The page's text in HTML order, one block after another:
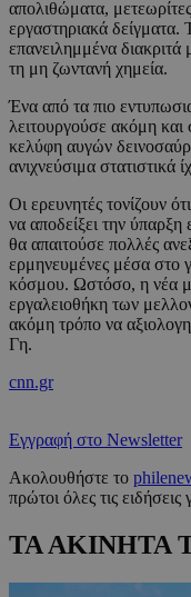
απολιθώματα,
εργαστηριακά δείγματα.
επανειλημμένα
τη μη ζωντανή χημεία.
Ένα από τα πιο
λειτουργούσε ακόμη
κελύφη αυγών
ανιχνεύσιμα στατιστικά
Οι ερευνητές τονίζουν
να αποδείξει την
θα απαιτούσε πολλές
ερμηνευμένες μέσα στο
κόσμου. Ωστόσο, η νέα
εργαλειοθήκη των
ακόμη τρόπο να
Γη.
cnn.gr
Εγγραφή στο Newsletter
Ακολουθήστε το
πρώτοι όλες τις
ΤΑ ΑΚΙΝΗΤΑ